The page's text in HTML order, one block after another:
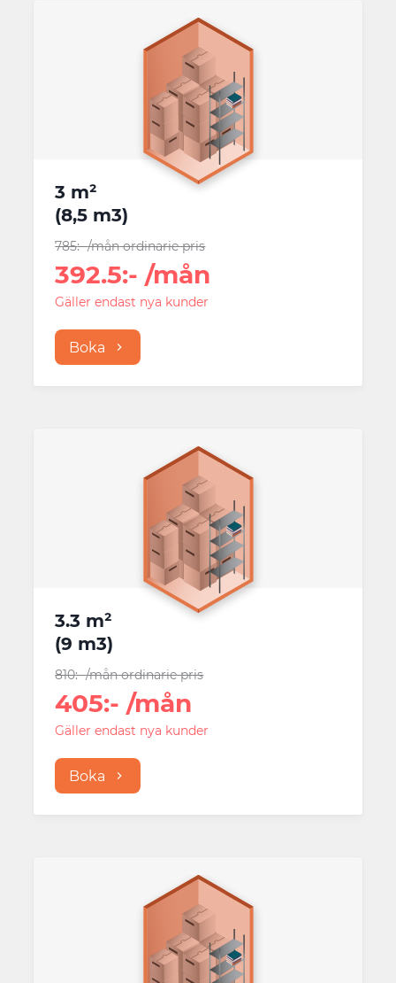
3 m²
(8,5 m3)
785:-/månordinarie pris
392.5:- /mån
Gäller endast nya kunder
Boka
3.3 m²
(9 m3)
810:-/månordinarie pris
405:- /mån
Gäller endast nya kunder
Boka